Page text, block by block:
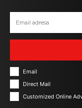
Email
Direct Mail
Customized Online